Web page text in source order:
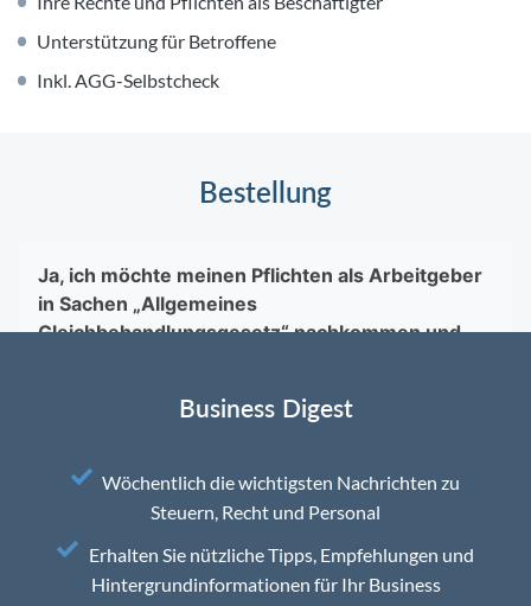
Unterstützung für Betroffene
Inkl. AGG-Selbstcheck
Bestellung
Business Digest
Wöchentlich die wichtigsten Nachrichten zu
Steuern, Recht und Personal
Erhalten Sie nützliche Tipps, Empfehlungen und
Hintergrundinformationen für Ihr Business